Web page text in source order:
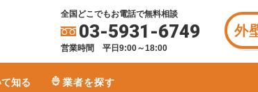
全国どこでもお電話で無料相談
03-5931-6749
営業時間 平日9:00～18:00
外
知る 業者を探す